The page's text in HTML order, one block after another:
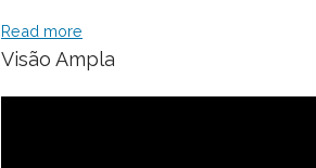
Read more
Visão Ampla